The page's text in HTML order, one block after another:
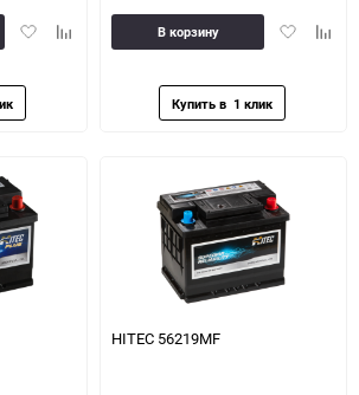
ДобавитьДобавить
Добавить
В корзину
HITEC 56219MF